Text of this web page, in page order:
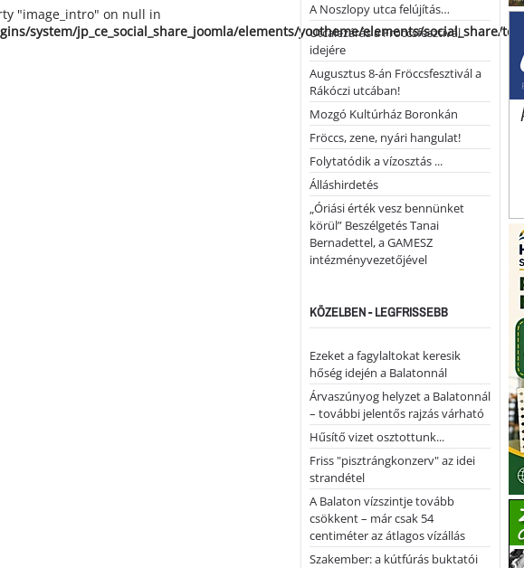
"image_intro" on null in
system/jp_ce_social_share_joomla/elements/yootheme/elements/social_share/
A Noszlopy utca felújítás…
Utcalezárás a Fröccsfesztivál
idejére
Augusztus 8-án Fröccsfesztivál a
Rákóczi utcában!
Mozgó Kultúrház Boronkán
Fröccs, zene, nyári hangulat!
Folytatódik a vízosztás ...
Álláshirdetés
„Óriási érték vesz bennünket
körül” Beszélgetés Tanai
Bernadettel, a GAMESZ
intézményvezetőjével
KÖZELBEN - LEGFRISSEBB
Ezeket a fagylaltokat keresik
hőség idején a Balatonnál
Árvaszúnyog helyzet a Balatonnál
– további jelentős rajzás várható
Hűsítő vizet osztottunk...
Friss "pisztrángkonzerv" az idei
strandétel
A Balaton vízszintje tovább
csökkent – már csak 54
centiméter az átlagos vízállás
Szakember: a kútfúrás buktatói